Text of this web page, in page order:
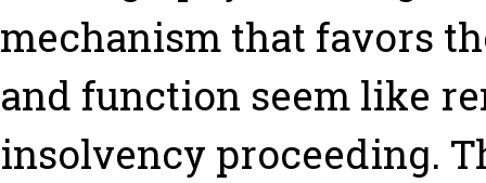
mechanism that favors
and function seem like
insolvency proceeding.